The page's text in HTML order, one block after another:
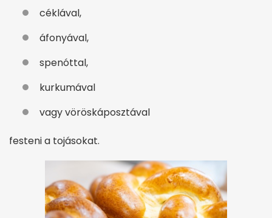
céklával,
áfonyával,
spenóttal,
kurkumával
vagy vöröskáposztával
festeni a tojásokat.